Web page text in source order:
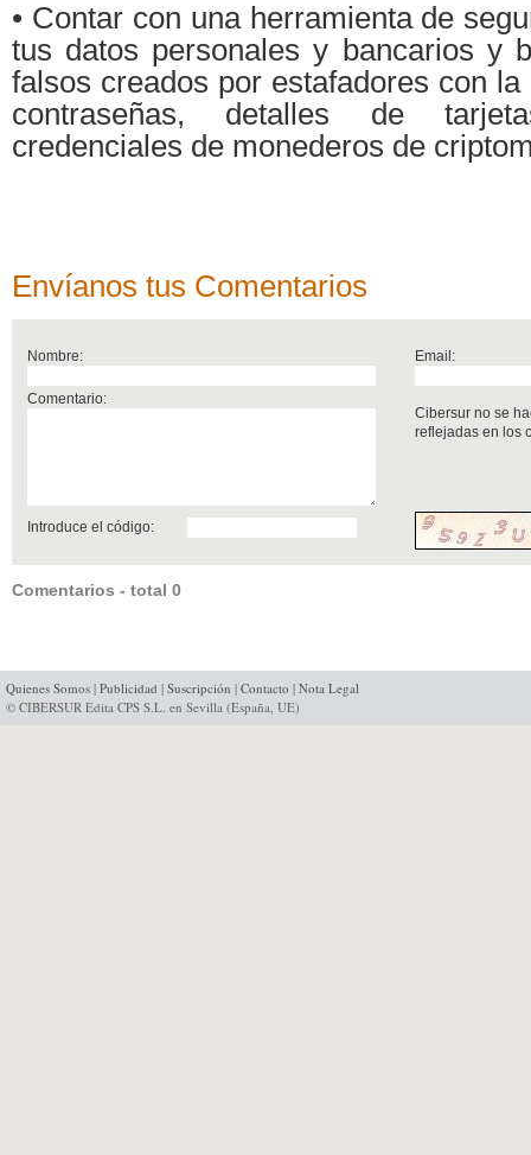
• Contar con una herramienta de
tus datos personales y bancarios y
falsos creados por estafadores con
contraseñas, detalles de
credenciales de monederos de
Envíanos tus Comentarios
Nombre: Email:
Comentario:
Cibersur no se
reflejadas en los
Introduce el código:
Comentarios - total 0
Quienes Somos | Publicidad | Suscripción | Contacto | Nota Legal
© CIBERSUR Edita CPS S.L. en Sevilla (España, UE)